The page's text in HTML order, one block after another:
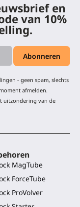
en
van 10%
- geen spam, slechts
afmelden.
uitzondering van de
MagTube
ForceTube
ProVolver